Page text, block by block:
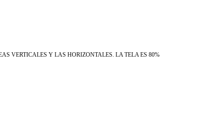
VERTICALES Y LAS HORIZONTALES. LA TELA ES 80%